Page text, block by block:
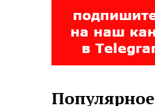
Популярное